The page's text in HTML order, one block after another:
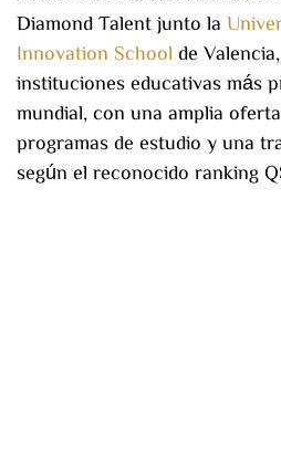
Diamond Talent junto la
Innovation School de
instituciones educativas más
mundial, con una amplia
programas de estudio y una
según el reconocido ranking